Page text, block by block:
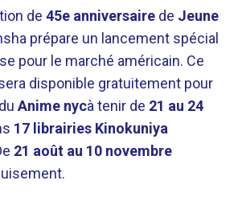
de 45e anniversaire de Jeune
prépare un lancement spécial
pour le marché américain. Ce
disponible gratuitement pour
Anime nycà tenir de 21 au 24
17 librairies Kinokuniya
21 août au 10 novembre